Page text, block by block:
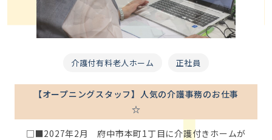
介護付有料老人ホーム 正社員
【オープニングスタッフ】人気の介護事務のお仕事
☆
□■2027年2月 府中市本町1丁目に介護付きホームが